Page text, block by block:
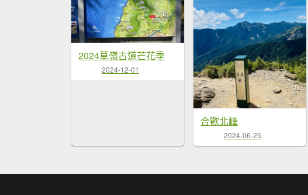
2024草嶺古道芒花季
2024-12-01
合歡北峰
2024-06-25